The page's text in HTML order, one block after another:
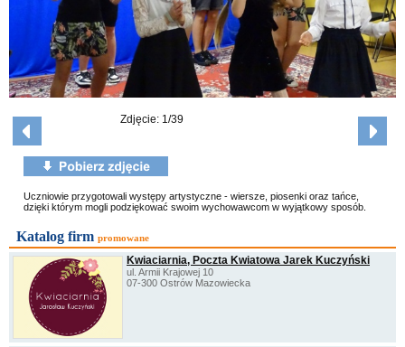
Zdjęcie: 1/39
Uczniowie przygotowali występy artystyczne - wiersze, piosenki oraz tańce,
dzięki którym mogli podziękować swoim wychowawcom w wyjątkowy sposób.
Katalog firm promowane
Kwiaciarnia, Poczta Kwiatowa Jarek Kuczyński
ul. Armii Krajowej 10
07-300 Ostrów Mazowiecka